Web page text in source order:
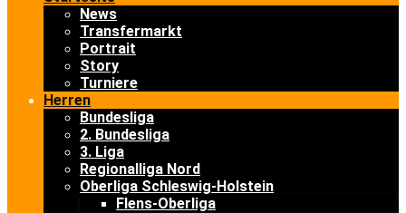
News
Transfermarkt
Portrait
Story
Turniere
Herren
Bundesliga
2. Bundesliga
3. Liga
Regionalliga Nord
Oberliga Schleswig-Holstein
Flens-Oberliga